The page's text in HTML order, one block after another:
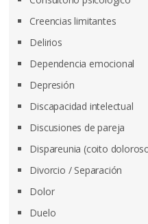
Creencias limitantes
Delirios
Dependencia emocional
Depresión
Discapacidad intelectual
Discusiones de pareja
Dispareunia (coito
Divorcio / Separación
Dolor
Duelo